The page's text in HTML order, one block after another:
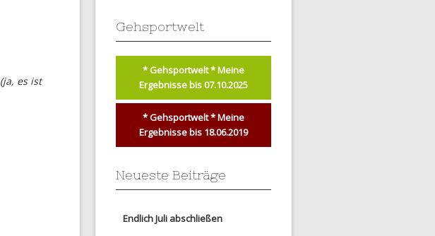
(ja, es ist
Gehsportwelt
* Gehsportwelt * Meine
Ergebnisse bis 07.10.2025
* Gehsportwelt * Meine
Ergebnisse bis 18.06.2019
Neueste Beiträge
Endlich Juli abschließen